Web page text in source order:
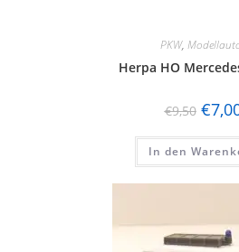
PKW,
Herpa HO
€9,50 €
In den